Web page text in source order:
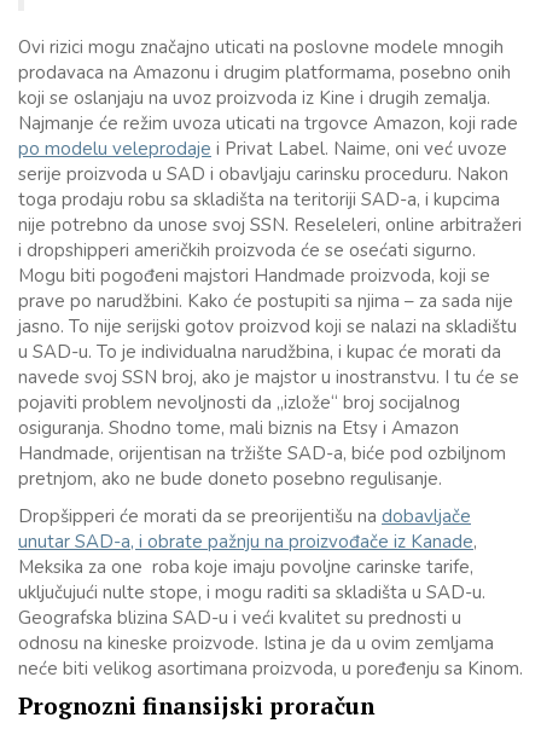
Ovi rizici mogu značajno uticati na poslovne modele mnogih
prodavaca na Amazonu i drugim platformama, posebno onih
koji se oslanjaju na uvoz proizvoda iz Kine i drugih zemalja.
Najmanje će režim uvoza uticati na trgovce Amazon, koji rade
po modelu veleprodaje i Privat Label. Naime, oni već uvoze
serije proizvoda u SAD i obavljaju carinsku proceduru. Nakon
toga prodaju robu sa skladišta na teritoriji SAD-a, i kupcima
nije potrebno da unose svoj SSN. Reseleleri, online arbitražeri
i dropshipperi američkih proizvoda će se osećati sigurno.
Mogu biti pogođeni majstori Handmade proizvoda, koji se
prave po narudžbini. Kako će postupiti sa njima – za sada nije
jasno. To nije serijski gotov proizvod koji se nalazi na skladištu
u SAD-u. To je individualna narudžbina, i kupac će morati da
navede svoj SSN broj, ako je majstor u inostranstvu. I tu će se
pojaviti problem nevoljnosti da „izlože“ broj socijalnog
osiguranja. Shodno tome, mali biznis na Etsy i Amazon
Handmade, orijentisan na tržište SAD-a, biće pod ozbiljnom
pretnjom, ako ne bude doneto posebno regulisanje.
Dropšipperi će morati da se preorijentišu na dobavljače
unutar SAD-a, i obrate pažnju na proizvođače iz Kanade,
Meksika za one roba koje imaju povoljne carinske tarife,
uključujući nulte stope, i mogu raditi sa skladišta u SAD-u.
Geografska blizina SAD-u i veći kvalitet su prednosti u
odnosu na kineske proizvode. Istina je da u ovim zemljama
neće biti velikog asortimana proizvoda, u poređenju sa Kinom.
Prognozni finansijski proračun